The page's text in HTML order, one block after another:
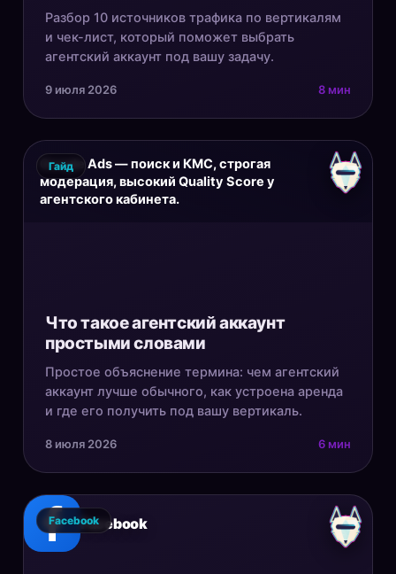
Разбор 10 источников трафика по вертикалям
и чек-лист, который поможет выбрать
агентский аккаунт под вашу задачу.
9 июля 2026 8 мин
Google Ads — поиск и КМС, строгая
модерация, высокий Quality Score у
агентского кабинета.
Гайд
Что такое агентский аккаунт
простыми словами
Простое объяснение термина: чем агентский
аккаунт лучше обычного, как устроена аренда
и где его получить под вашу вертикаль.
8 июля 2026 6 мин
Facebook
Facebook